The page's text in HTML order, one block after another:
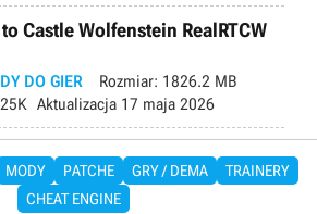
Castle Wolfenstein RealRTCW
DO GIER Rozmiar: 1826.2 MB
25K Aktualizacja 17 maja 2026
MODY PATCHE GRY / DEMA
TRAINERY
CHEAT ENGINE